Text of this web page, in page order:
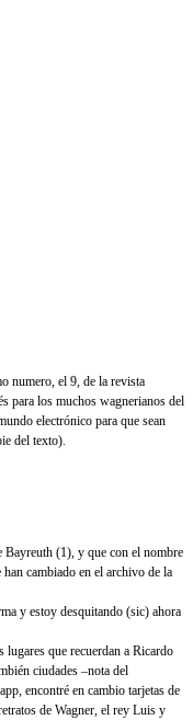
numero, el 9, de la revista
para los muchos wagnerianos del
electrónico para que sean
del texto).
Bayreuth (1), y que con el nombre
cambiado en el archivo de la
y estoy desquitando (sic) ahora
lugares que recuerdan a Ricardo
ciudades –nota del
encontré en cambio tarjetas de
de Wagner, el rey Luis y